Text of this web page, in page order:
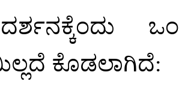
ಕೊಡಲಾಗಿದೆ: